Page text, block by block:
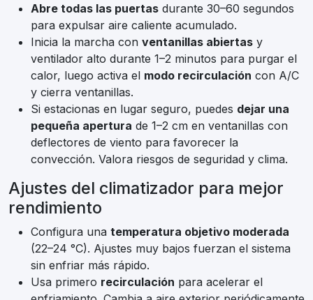
Abre todas las puertas durante 30–60 segundos
para expulsar aire caliente acumulado.
Inicia la marcha con ventanillas abiertas y
ventilador alto durante 1–2 minutos para purgar el
calor, luego activa el modo recirculación con A/C
y cierra ventanillas.
Si estacionas en lugar seguro, puedes dejar una
pequeña apertura de 1–2 cm en ventanillas con
deflectores de viento para favorecer la
convección. Valora riesgos de seguridad y clima.
Ajustes del climatizador para mejor
rendimiento
Configura una temperatura objetivo moderada
(22–24 °C). Ajustes muy bajos fuerzan el sistema
sin enfriar más rápido.
Usa primero recirculación para acelerar el